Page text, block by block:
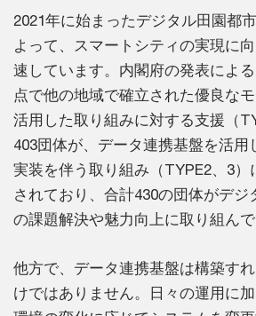
2021年に始まったデジタル田園都
よって、スマートシティの実現に
速しています。内閣府の発表によ
点で他の地域で確立された優良な
活用した取り組みに対する支援（
403団体が、データ連携基盤を活用
実装を伴う取り組み（TYPE2、3）
されており、合計430の団体がデ
の課題解決や魅力向上に取り組んで
他方で、データ連携基盤は構築す
けではありません。日々の運用に